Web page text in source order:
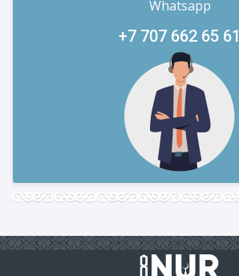
Whatsapp
+7 707 662 65 61